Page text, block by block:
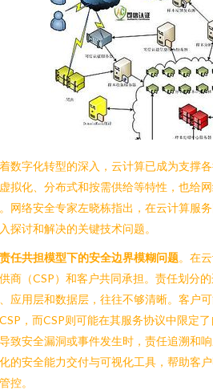
数字化转型的深入，云计算已成为支撑
拟化、分布式和按需供给等特性，也给
网络安全专家左晓栋指出，在云计算服
探讨和解决的关键技术问题。
责任共担模型下的安全边界模糊问题。在
商（CSP）和客户共同承担。责任划分
应用层和数据层，往往不够清晰。客户
，而CSP则可能在其服务协议中限定
致安全漏洞或事件发生时，责任追溯和
的安全能力交付与可视化工具，帮助客
控。